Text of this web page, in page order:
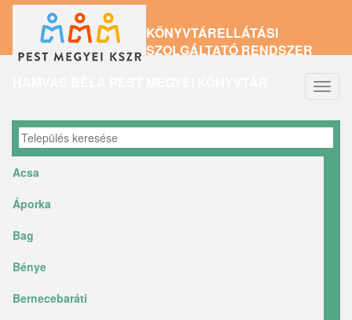
tartalomra
KÖNYVTÁRELLÁTÁSI
SZOLGÁLTATÓ RENDSZER
Acsa
Áporka
Bag
Bénye
Bernecebaráti